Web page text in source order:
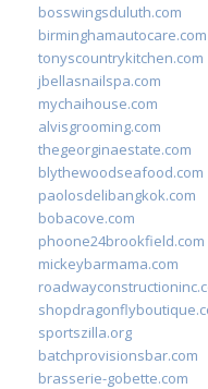
bosswingsduluth.com
birminghamautocare.com
tonyscountrykitchen.com
jbellasnailspa.com
mychaihouse.com
alvisgrooming.com
thegeorginaestate.com
blythewoodseafood.com
paolosdelibangkok.com
bobacove.com
phoone24brookfield.com
mickeybarmama.com
sportszilla.org
batchprovisionsbar.com
brasserie-gobette.com